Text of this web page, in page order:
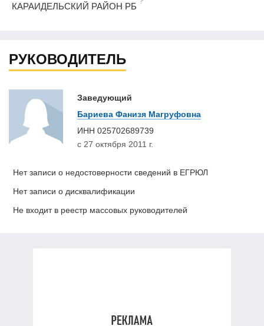
КАРАИДЕЛЬСКИЙ РАЙОН РБ
РУКОВОДИТЕЛЬ
Заведующий
Бариева Фанизя Магруфовна
ИНН 025702689739
с 27 октября 2011 г.
Нет записи о недостоверности сведений в ЕГРЮЛ
Нет записи о дисквалификации
Не входит в реестр массовых руководителей